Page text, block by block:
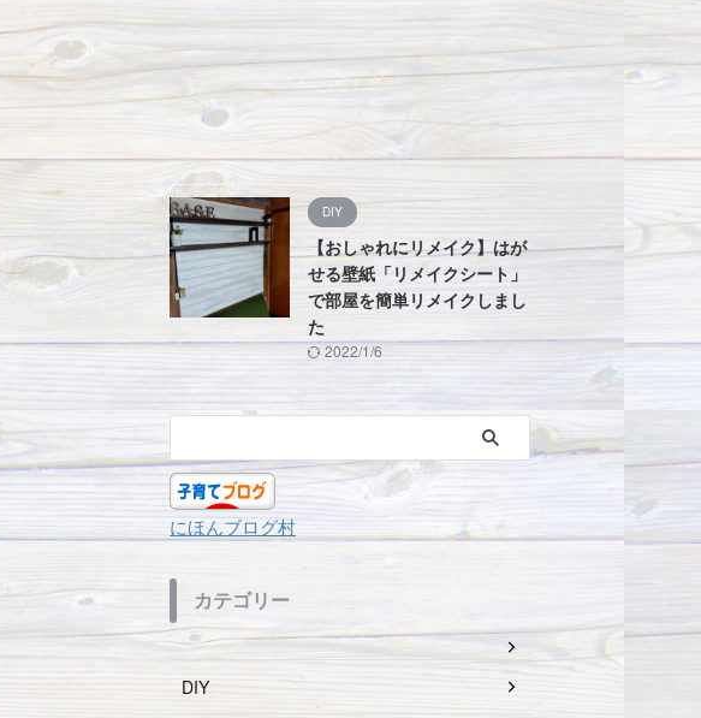
DIY
【おしゃれにリメイク】はが
せる壁紙「リメイクシート」
で部屋を簡単リメイクしまし
た
2022/1/6
にほんブログ村
カテゴリー
DIY